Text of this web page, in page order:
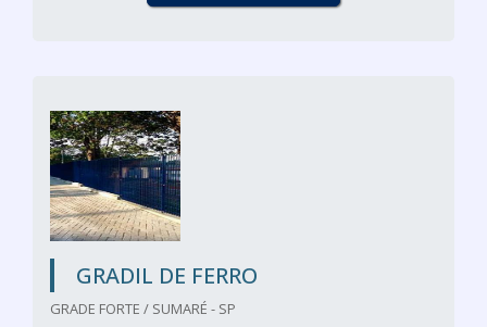
GRADIL DE FERRO
GRADE FORTE / SUMARÉ - SP